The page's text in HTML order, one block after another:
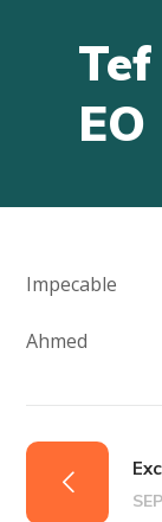
EO
Impecable
Ahmed